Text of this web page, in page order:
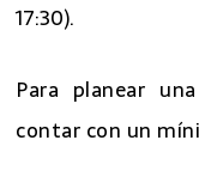
17:30).
Para planear
contar con un